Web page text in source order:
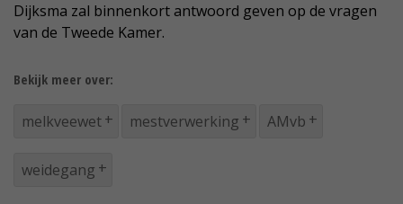
Dijksma zal binnenkort antwoord geven op de vragen
van de Tweede Kamer.
Bekijk meer over:
melkveewet mestverwerking AMvb
weidegang